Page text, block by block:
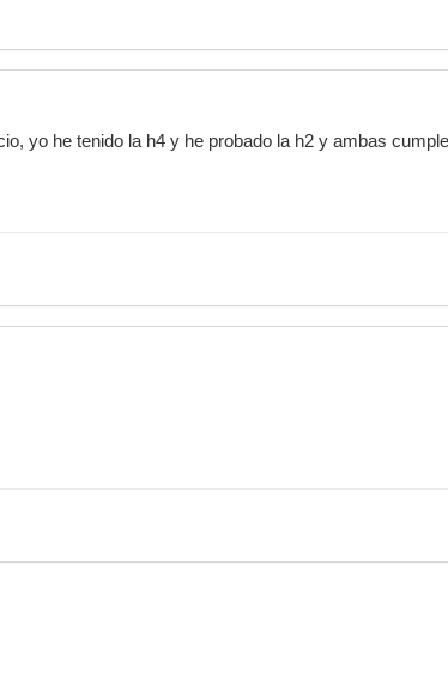
yo he tenido la h4 y he probado la h2 y ambas